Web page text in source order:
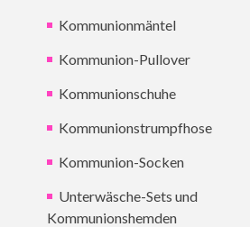
Kommunionmäntel
Kommunion-Pullover
Kommunionschuhe
Kommunionstrumpfhose
Kommunion-Socken
Unterwäsche-Sets und
Kommunionshemden